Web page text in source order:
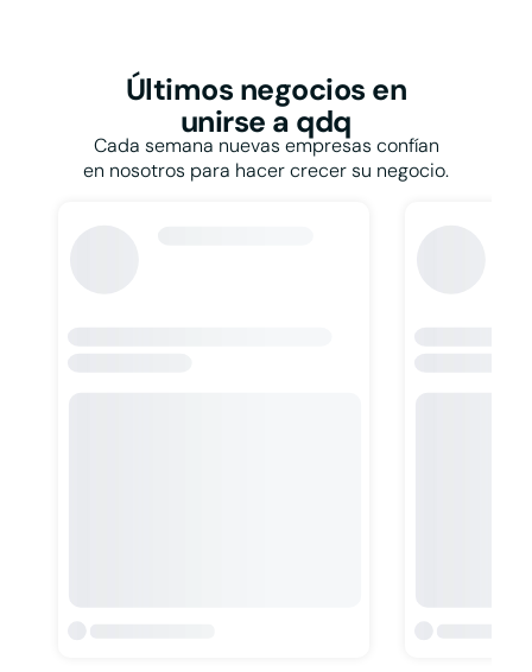
Peluquerías
Persianas
Pintores
Pizzerías
Tiendas de ropa
Tintorerías y lavanderías
Toldos
Veterinarios
Últimos negocios en
unirse a qdq
Cada semana nuevas empresas confían
en nosotros para hacer crecer su negocio.